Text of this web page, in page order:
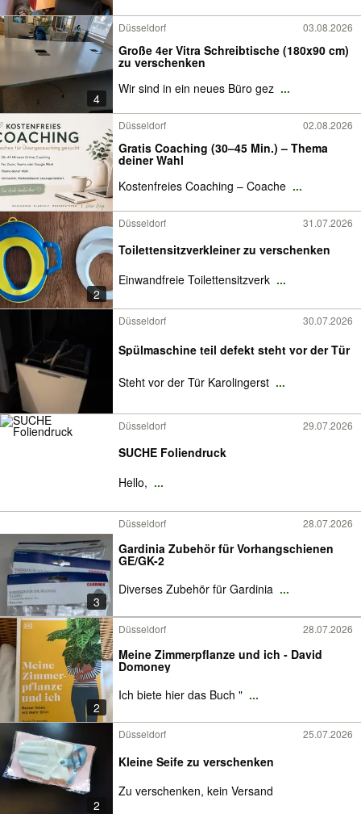
4
Düsseldorf 03.08.2026
Große 4er Vitra Schreibtische (180x90 cm)
zu verschenken
Wir sind in ein neues Büro gez ...
Düsseldorf 02.08.2026
Gratis Coaching (30–45 Min.) – Thema
deiner Wahl
Kostenfreies Coaching – Coache ...
2
Düsseldorf 31.07.2026
Toilettensitzverkleiner zu verschenken
Einwandfreie Toilettensitzverk ...
Düsseldorf 30.07.2026
Spülmaschine teil defekt steht vor der Tür
Steht vor der Tür Karolingerst ...
Düsseldorf 29.07.2026
SUCHE Foliendruck
Hello, ...
3
Düsseldorf 28.07.2026
Gardinia Zubehör für Vorhangschienen
GE/GK-2
Diverses Zubehör für Gardinia ...
2
Düsseldorf 28.07.2026
Meine Zimmerpflanze und ich - David
Domoney
Ich biete hier das Buch " ...
2
Düsseldorf 25.07.2026
Kleine Seife zu verschenken
Zu verschenken, kein Versand